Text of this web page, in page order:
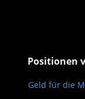
Positionen
Geld für die